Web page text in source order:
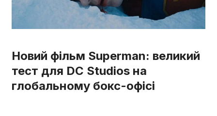
Новий фільм Superman: великий
тест для DC Studios на
глобальному бокс-офісі